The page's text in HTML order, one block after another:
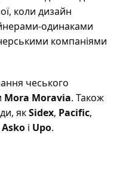
коли дизайн
одинаками
компаніями
чеського
Mora Moravia. Також
якSidex, Pacific,
Asko і Upo.